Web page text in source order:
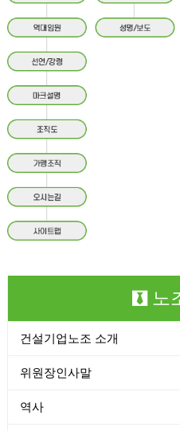
노
건설기업노조 소개
위원장인사말
역사